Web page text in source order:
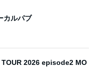
カルパブ
2026 episode2 MO